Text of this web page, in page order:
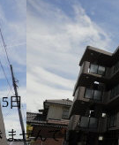
日
せんでした。